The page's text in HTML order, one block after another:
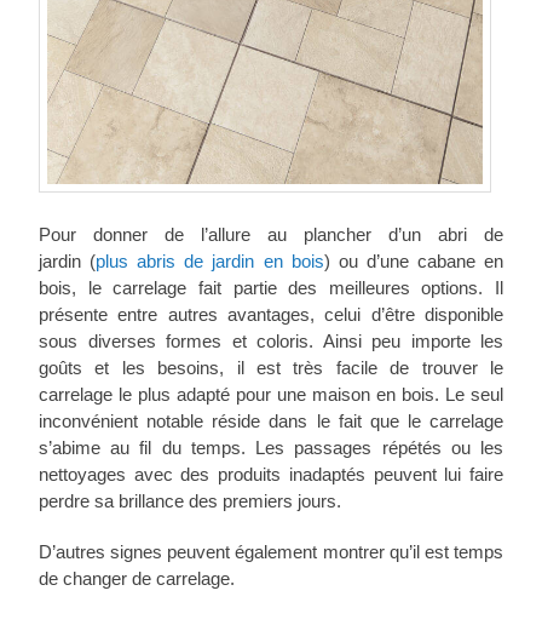
Pour donner de l’allure au plancher d’un abri de
jardin (plus abris de jardin en bois) ou d’une cabane en
bois, le carrelage fait partie des meilleures options. Il
présente entre autres avantages, celui d’être disponible
sous diverses formes et coloris. Ainsi peu importe les
goûts et les besoins, il est très facile de trouver le
carrelage le plus adapté pour une maison en bois. Le seul
inconvénient notable réside dans le fait que le carrelage
s’abime au fil du temps. Les passages répétés ou les
nettoyages avec des produits inadaptés peuvent lui faire
perdre sa brillance des premiers jours.
D’autres signes peuvent également montrer qu’il est temps
de changer de carrelage.